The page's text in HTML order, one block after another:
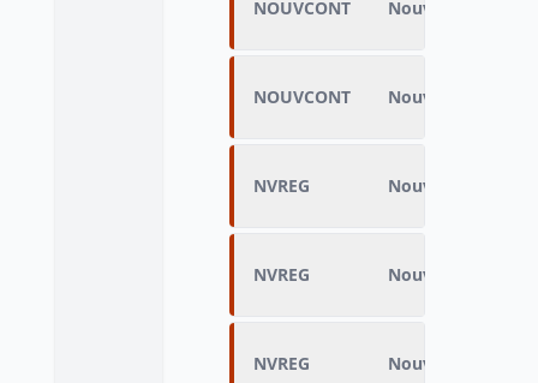
NOUVCONT Nouveau contrat
NOUVCONT Nouveau contrat
NVREG Nouvelle région
NVREG Nouvelle région
NVREG Nouvelle région